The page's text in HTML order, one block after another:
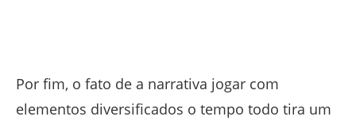
Por fim, o fato de a narrativa jogar com
elementos diversificados o tempo todo tira um